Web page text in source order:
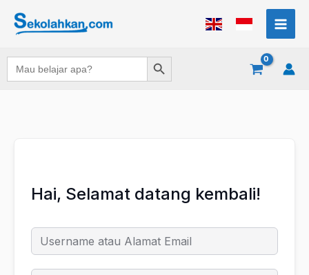
Search
for:
Search Button
Hai, Selamat datang kembali!